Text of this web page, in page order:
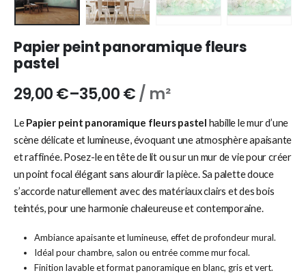
Papier peint panoramique fleurs
pastel
29,00€–35,00€/ m²
LePapier peint panoramique fleurs pastel habille le mur d’une
scène délicate et lumineuse, évoquant une atmosphère apaisante
et raffinée. Posez-le en tête de lit ou sur un mur de vie pour créer
un point focal élégant sans alourdir la pièce. Sa palette douce
s’accorde naturellement avec des matériaux clairs et des bois
teintés, pour une harmonie chaleureuse et contemporaine.
Ambiance apaisante et lumineuse, effet de profondeur mural.
Idéal pour chambre, salon ou entrée comme mur focal.
Finition lavable et format panoramique en blanc, gris et vert.